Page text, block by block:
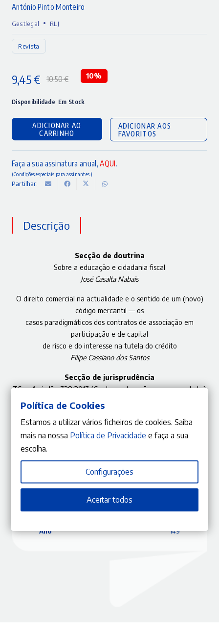
António Pinto Monteiro
Gestlegal • RLJ
Revista
10,50€
preço
original
era:
10,50 €.
9,45 €
preço
atual
é:
9,45 €.
10%
Disponibilidade Em Stock
ADICIONAR AO
CARRINHO
ADICIONAR AOS
FAVORITOS
Faça a sua assinatura anual,AQUI.
(Condições especiais para assinantes.)
Partilhar:
Descrição
Secção de doutrina
Sobre a educação e cidadania fiscal
José Casalta Nabais
O direito comercial na actualidade e o sentido de um (novo)
código mercantil — os
casos paradigmáticos dos contratos de associação em
participação e de capital
de risco e do interesse na tutela do crédito
Filipe Cassiano dos Santos
Secção de jurisprudência
TC — Acórdão 728/2017 (Contra-ordenações e reserva de lei)
José de Faria Costa | Miguel Pedrosa Machado
Edição
Setembro – Outubro 2019
Ano
149
Política de Cookies
Estamos a utilizar vários ficheiros de cookies. Saiba
mais na nossa Política de Privacidade e faça a sua
escolha.
Configurações
Aceitar todos